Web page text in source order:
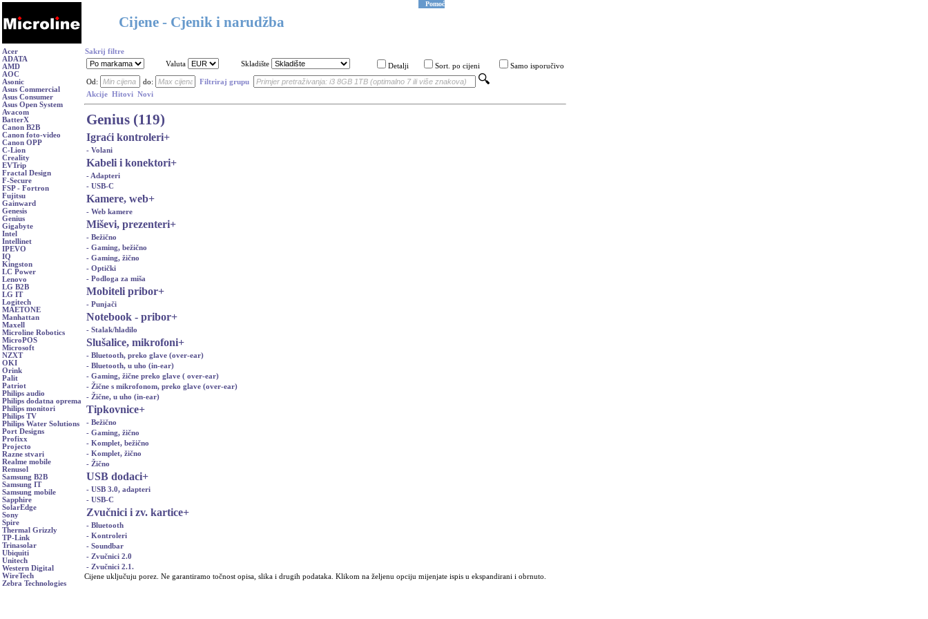
Cijene - Cjenik i narudžba
Pomoć
Acer
ADATA
AMD
AOC
Asonic
Asus Commercial
Asus Consumer
Asus Open System
Avacom
BatterX
Canon B2B
Canon foto-video
Canon OPP
C-Lion
Creality
EVTrip
Fractal Design
F-Secure
FSP - Fortron
Fujitsu
Gainward
Genesis
Genius
Gigabyte
Intel
Intellinet
IPEVO
IQ
Kingston
LC Power
Lenovo
LG B2B
LG IT
Logitech
MAETONE
Manhattan
Maxell
Microline Robotics
MicroPOS
Microsoft
NZXT
OKI
Orink
Palit
Patriot
Philips audio
Philips dodatna oprema
Philips monitori
Philips TV
Philips Water Solutions
Port Designs
Profixx
Projecto
Razne stvari
Realme mobile
Renusol
Samsung B2B
Samsung IT
Samsung mobile
Sapphire
SolarEdge
Sony
Spire
Thermal Grizzly
TP-Link
Trinasolar
Ubiquiti
Unitech
Western Digital
WireTech
Zebra Technologies
Sakrij filtre
Valuta
Skladište Detalji Sort. po cijeni Samo isporučivo
Od: do:
Filtriraj grupu
Akcije Hitovi Novi
Genius (119)
Igraći kontroleri+
- Volani
Kabeli i konektori+
- Adapteri
- USB-C
Kamere, web+
- Web kamere
Miševi, prezenteri+
- Bežično
- Gaming, bežično
- Gaming, žično
- Optički
- Podloga za miša
Mobiteli pribor+
- Punjači
Notebook - pribor+
- Stalak/hladilo
Slušalice, mikrofoni+
- Bluetooth, preko glave (over-ear)
- Bluetooth, u uho (in-ear)
- Gaming, žične preko glave ( over-ear)
- Žične s mikrofonom, preko glave (over-ear)
- Žične, u uho (in-ear)
Tipkovnice+
- Bežično
- Gaming, žično
- Komplet, bežično
- Komplet, žično
- Žično
USB dodaci+
- USB 3.0, adapteri
- USB-C
Zvučnici i zv. kartice+
- Bluetooth
- Kontroleri
- Soundbar
- Zvučnici 2.0
- Zvučnici 2.1.
Cijene uključuju porez. Ne garantiramo točnost opisa, slika i drugih podataka. Klikom na željenu opciju mijenjate ispis u ekspandirani i obrnuto.